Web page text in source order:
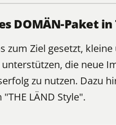
DOMÄN-Paket
zum Ziel gesetzt,
die neue
zu nutzen. Dazu
"THE LÄND Style".